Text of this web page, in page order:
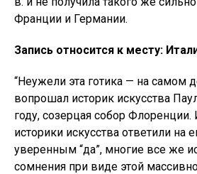
Франции и Германии.
Запись относится к месту:
“Неужели эта готика — на самом
вопрошал историк искусства
году, созерцая собор Флоренции.
историки искусства ответили на
уверенным “да”, многие все же
сомнения при виде этой